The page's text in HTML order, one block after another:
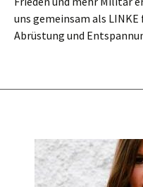
uns gemeinsam als
Abrüstung und